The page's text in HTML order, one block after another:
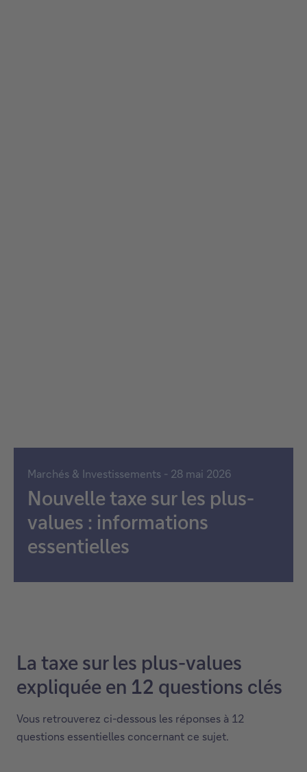
Marchés & Investissements - 28 mai 2026
Nouvelle taxe sur les plus-
values : informations
essentielles
La taxe sur les plus-values
expliquée en 12 questions clés
Vous retrouverez ci-dessous les réponses à 12
questions essentielles concernant ce sujet.